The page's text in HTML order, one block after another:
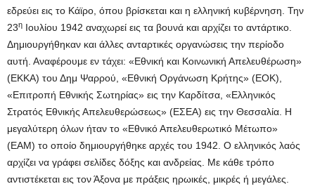
εδρεύει εις το Κάϊρο, όπου βρίσκεται και η ελληνική κυβέρνηση. Την
23η Ιουλίου 1942 αναχωρεί εις τα βουνά και αρχίζει το αντάρτικο.
Δημιουργήθηκαν και άλλες ανταρτικές οργανώσεις την περίοδο
αυτή. Αναφέρουμε εν τάχει: «Εθνική και Κοινωνική Απελευθέρωση»
(ΕΚΚΑ) του Δημ Ψαρρού, «Εθνική Οργάνωση Κρήτης» (ΕΟΚ),
«Επιτροπή Εθνικής Σωτηρίας» εις την Καρδίτσα, «Ελληνικός
Στρατός Εθνικής Απελευθερώσεως» (ΕΣΕΑ) εις την Θεσσαλία. Η
μεγαλύτερη όλων ήταν το «Εθνικό Απελευθερωτικό Μέτωπο»
(ΕΑΜ) το οποίο δημιουργήθηκε αρχές του 1942. Ο ελληνικός λαός
αρχίζει να γράφει σελίδες δόξης και ανδρείας. Με κάθε τρόπο
αντιστέκεται εις τον Άξονα με πράξεις ηρωικές, μικρές ή μεγάλες.